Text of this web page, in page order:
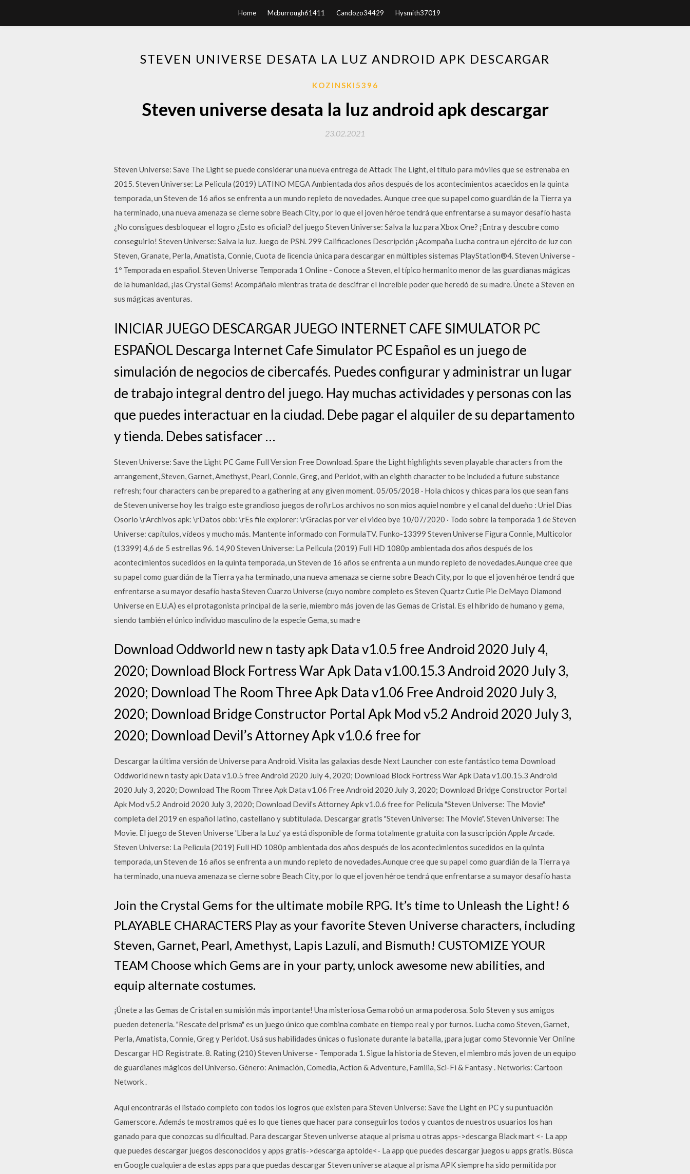
Home Mcburrough61411 Candozo34429 Hysmith37019
STEVEN UNIVERSE DESATA LA LUZ ANDROID APK DESCARGAR
KOZINSKI5396
Steven universe desata la luz android apk descargar
23.02.2021
Steven Universe: Save The Light se puede considerar una nueva entrega de Attack The Light, el título para móviles que se estrenaba en
2015. Steven Universe: La Pelicula (2019) LATINO MEGA Ambientada dos años después de los acontecimientos acaecidos en la quinta
temporada, un Steven de 16 años se enfrenta a un mundo repleto de novedades. Aunque cree que su papel como guardián de la Tierra ya
ha terminado, una nueva amenaza se cierne sobre Beach City, por lo que el joven héroe tendrá que enfrentarse a su mayor desafío hasta
¿No consigues desbloquear el logro ¿Esto es oficial? del juego Steven Universe: Salva la luz para Xbox One? ¡Entra y descubre como
conseguirlo! Steven Universe: Salva la luz. Juego de PSN. 299 Calificaciones Descripción ¡Acompaña Lucha contra un ejército de luz con
Steven, Granate, Perla, Amatista, Connie, Cuota de licencia única para descargar en múltiples sistemas PlayStation®4. Steven Universe -
1º Temporada en español. Steven Universe Temporada 1 Online - Conoce a Steven, el típico hermanito menor de las guardianas mágicas
de la humanidad, ¡las Crystal Gems! Acompáñalo mientras trata de descifrar el increíble poder que heredó de su madre. Únete a Steven en
sus mágicas aventuras.
INICIAR JUEGO DESCARGAR JUEGO INTERNET CAFE SIMULATOR PC
ESPAÑOL Descarga Internet Cafe Simulator PC Español es un juego de
simulación de negocios de cibercafés. Puedes configurar y administrar un lugar
de trabajo integral dentro del juego. Hay muchas actividades y personas con las
que puedes interactuar en la ciudad. Debe pagar el alquiler de su departamento
y tienda. Debes satisfacer …
Steven Universe: Save the Light PC Game Full Version Free Download. Spare the Light highlights seven playable characters from the
arrangement, Steven, Garnet, Amethyst, Pearl, Connie, Greg, and Peridot, with an eighth character to be included a future substance
refresh; four characters can be prepared to a gathering at any given moment. 05/05/2018 · Hola chicos y chicas para los que sean fans
de Steven universe hoy les traigo este grandioso juegos de rol\rLos archivos no son mios aquiel nombre y el canal del dueño : Uriel Dias
Osorio \rArchivos apk: \rDatos obb: \rEs file explorer: \rGracias por ver el video bye 10/07/2020 · Todo sobre la temporada 1 de Steven
Universe: capítulos, vídeos y mucho más. Mantente informado con FormulaTV. Funko-13399 Steven Universe Figura Connie, Multicolor
(13399) 4,6 de 5 estrellas 96. 14,90 Steven Universe: La Pelicula (2019) Full HD 1080p ambientada dos años después de los
acontecimientos sucedidos en la quinta temporada, un Steven de 16 años se enfrenta a un mundo repleto de novedades.Aunque cree que
su papel como guardián de la Tierra ya ha terminado, una nueva amenaza se cierne sobre Beach City, por lo que el joven héroe tendrá que
enfrentarse a su mayor desafío hasta Steven Cuarzo Universe (cuyo nombre completo es Steven Quartz Cutie Pie DeMayo Diamond
Universe en E.U.A) es el protagonista principal de la serie, miembro más joven de las Gemas de Cristal. Es el híbrido de humano y gema,
siendo también el único individuo masculino de la especie Gema, su madre
Download Oddworld new n tasty apk Data v1.0.5 free Android 2020 July 4,
2020; Download Block Fortress War Apk Data v1.00.15.3 Android 2020 July 3,
2020; Download The Room Three Apk Data v1.06 Free Android 2020 July 3,
2020; Download Bridge Constructor Portal Apk Mod v5.2 Android 2020 July 3,
2020; Download Devil’s Attorney Apk v1.0.6 free for
Descargar la última versión de Universe para Android. Visita las galaxias desde Next Launcher con este fantástico tema Download
Oddworld new n tasty apk Data v1.0.5 free Android 2020 July 4, 2020; Download Block Fortress War Apk Data v1.00.15.3 Android
2020 July 3, 2020; Download The Room Three Apk Data v1.06 Free Android 2020 July 3, 2020; Download Bridge Constructor Portal
Apk Mod v5.2 Android 2020 July 3, 2020; Download Devil’s Attorney Apk v1.0.6 free for Película "Steven Universe: The Movie"
completa del 2019 en español latino, castellano y subtitulada. Descargar gratis "Steven Universe: The Movie". Steven Universe: The
Movie. El juego de Steven Universe 'Libera la Luz' ya está disponible de forma totalmente gratuita con la suscripción Apple Arcade.
Steven Universe: La Pelicula (2019) Full HD 1080p ambientada dos años después de los acontecimientos sucedidos en la quinta
temporada, un Steven de 16 años se enfrenta a un mundo repleto de novedades.Aunque cree que su papel como guardián de la Tierra ya
ha terminado, una nueva amenaza se cierne sobre Beach City, por lo que el joven héroe tendrá que enfrentarse a su mayor desafío hasta
Join the Crystal Gems for the ultimate mobile RPG. It’s time to Unleash the Light! 6
PLAYABLE CHARACTERS Play as your favorite Steven Universe characters, including
Steven, Garnet, Pearl, Amethyst, Lapis Lazuli, and Bismuth! CUSTOMIZE YOUR
TEAM Choose which Gems are in your party, unlock awesome new abilities, and
equip alternate costumes.
¡Únete a las Gemas de Cristal en su misión más importante! Una misteriosa Gema robó un arma poderosa. Solo Steven y sus amigos
pueden detenerla. "Rescate del prisma" es un juego único que combina combate en tiempo real y por turnos. Lucha como Steven, Garnet,
Perla, Amatista, Connie, Greg y Peridot. Usá sus habilidades únicas o fusionate durante la batalla, ¡para jugar como Stevonnie Ver Online
Descargar HD Registrate. 8. Rating (210) Steven Universe - Temporada 1. Sigue la historia de Steven, el miembro más joven de un equipo
de guardianes mágicos del Universo. Género: Animación, Comedia, Action & Adventure, Familia, Sci-Fi & Fantasy . Networks: Cartoon
Network .
Aquí encontrarás el listado completo con todos los logros que existen para Steven Universe: Save the Light en PC y su puntuación
Gamerscore. Además te mostramos qué es lo que tienes que hacer para conseguirlos todos y cuantos de nuestros usuarios los han
ganado para que conozcas su dificultad. Para descargar Steven universe ataque al prisma u otras apps->descarga Black mart <- La app
que puedes descargar juegos desconocidos y apps gratis->descarga aptoide<- La app que puedes descargar juegos u apps gratis. Búsca
en Google cualquiera de estas apps para que puedas descargar Steven universe ataque al prisma APK siempre ha sido permitida por